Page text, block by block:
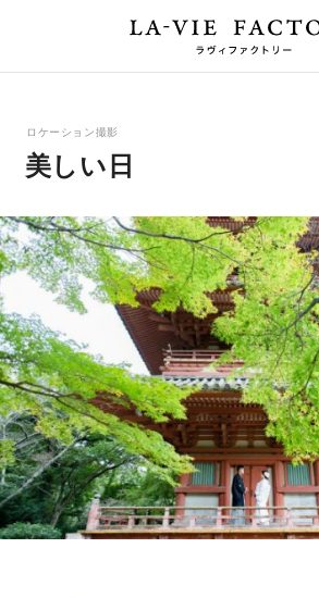
ロケーション撮影
美しい日